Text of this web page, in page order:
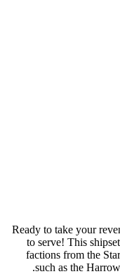
Ready to take your
to serve! This
factions from the
such as the